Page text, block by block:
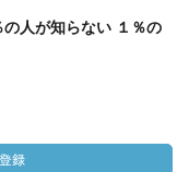
人が知らない １％の